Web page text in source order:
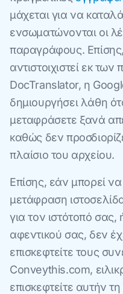
μάχεται για να
ενσωματώνονται οι
παραγράφους.
αντιστοιχιστεί εκ
DocTranslator, η
δημιουργήσει λάθη
μεταφράσετε ξανά
καθώς δεν
πλαίσιο του αρχείου.
Επίσης, εάν μπορεί
μετάφραση
για τον ιστότοπό
αφεντικού σας, δεν
επισκεφτείτε τους
Conveythis.com,
επισκεφτείτε αυτήν